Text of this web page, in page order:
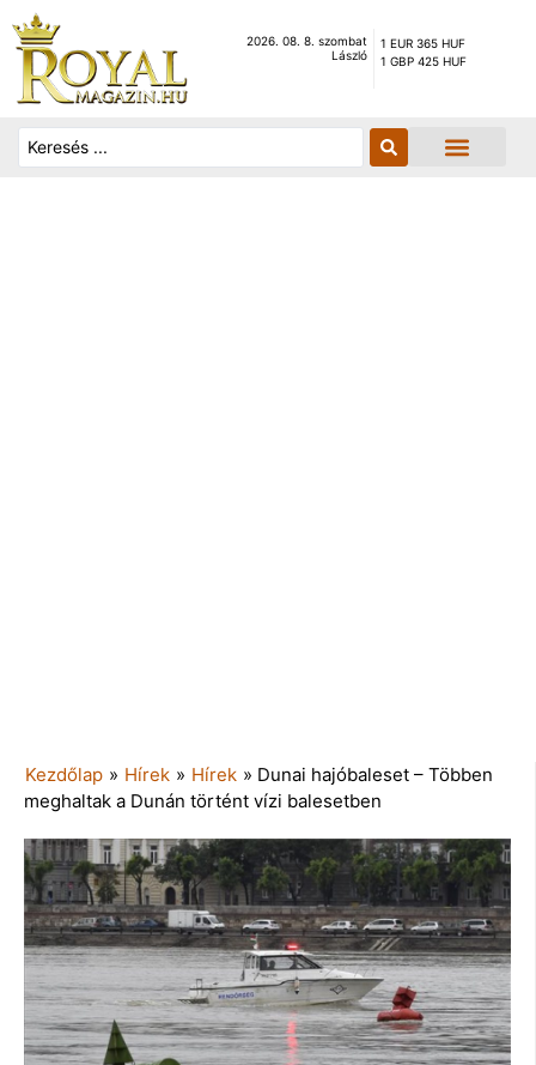
2026. 08. 8. szombat
László
1 EUR 365 HUF
1 GBP 425 HUF
Kezdőlap » Hírek » Hírek » Dunai hajóbaleset – Többen
meghaltak a Dunán történt vízi balesetben